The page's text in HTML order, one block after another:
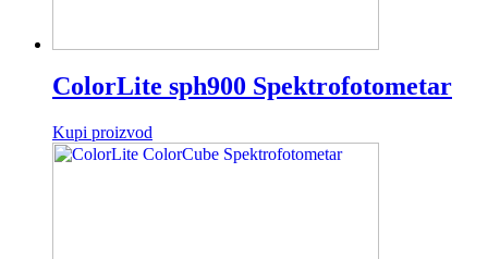
ColorLite sph900 Spektrofotometar
Kupi proizvod